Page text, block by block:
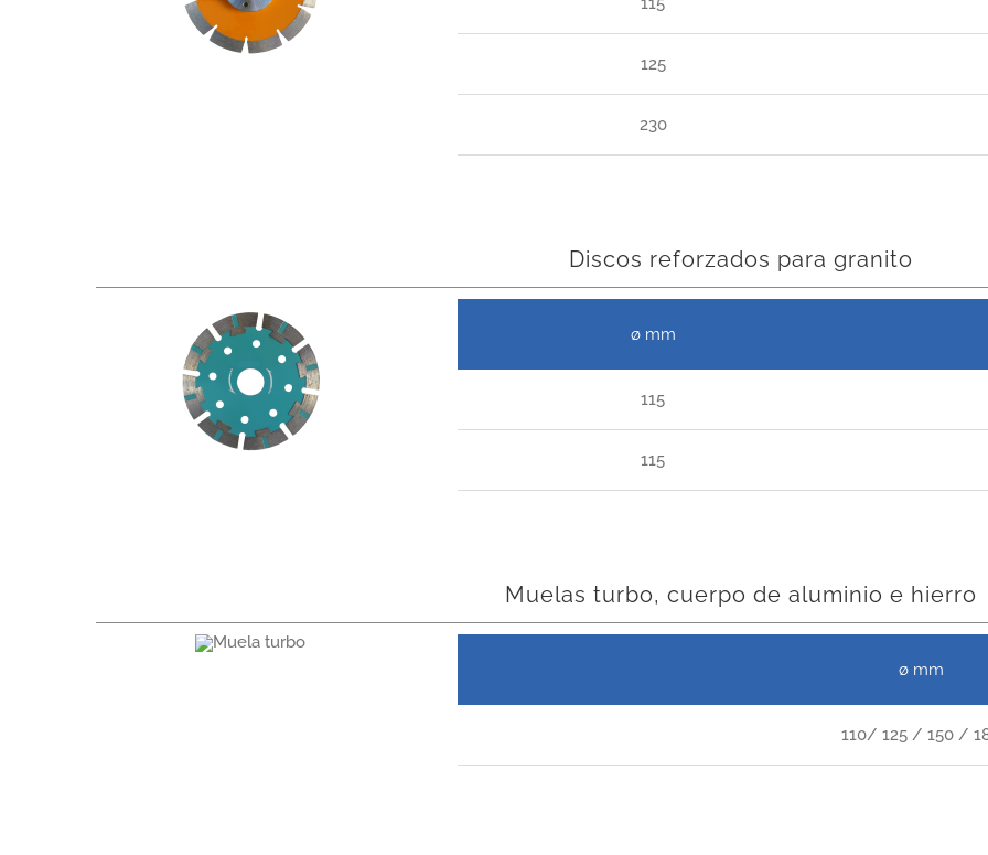
125
230
Discos reforzados para granito
ø mm
115
115
Muelas turbo, cuerpo de aluminio e hierro
ø mm
110/ 125 / 150 /